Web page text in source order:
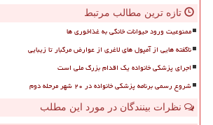
تازه ترین مطالب مرتبط
ممنوعیت ورود حیوانات خانگی به غذاخوری ها
ناگفته هایی از آمپول های لاغری از عوارض مرگبار تا زیبایی
اجرای پزشکی خانواده یک اقدام بزرگ ملی است
شروع رسمی برنامه پزشکی خانواده در ۲۰ شهر مرحله دوم
نظرات بینندگان در مورد این مطلب